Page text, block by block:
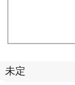
未定